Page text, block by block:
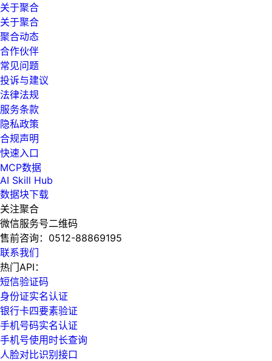
关于聚合
关于聚合
聚合动态
合作伙伴
常见问题
投诉与建议
法律法规
服务条款
隐私政策
合规声明
快速入口
MCP数据
AI Skill Hub
数据块下载
关注聚合
微信服务号二维码
售前咨询： 0512-88869195
联系我们
热门API：
短信验证码
身份证实名认证
银行卡四要素验证
手机号码实名认证
手机号使用时长查询
人脸对比识别接口